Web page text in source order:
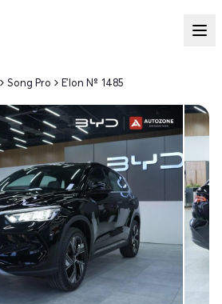
Song Pro E'lon № 1485